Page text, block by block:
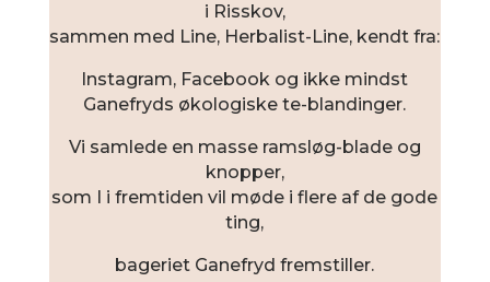
i Risskov,
sammen med Line, Herbalist-Line, kendt fra:
Instagram, Facebook og ikke mindst
Ganefryds økologiske te-blandinger.
Vi samlede en masse ramsløg-blade og
knopper,
som I i fremtiden vil møde i flere af de gode
ting,
bageriet Ganefryd fremstiller.